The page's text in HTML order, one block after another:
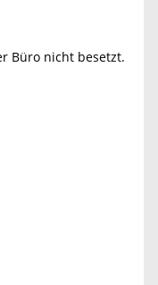
Büro nicht besetzt.